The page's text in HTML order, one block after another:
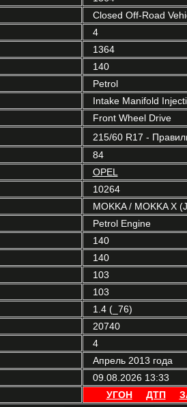
Closed Off-Road
4
1364
140
Petrol
Intake Manifold
Front Wheel Drive
215/60 R17 -
84
OPEL
10264
MOKKA / MOKKA X
Petrol Engine
140
140
103
103
1.4 (_76)
20740
4
Апрель 2013 года
09.08.2026 13:33
УГОН ДТП